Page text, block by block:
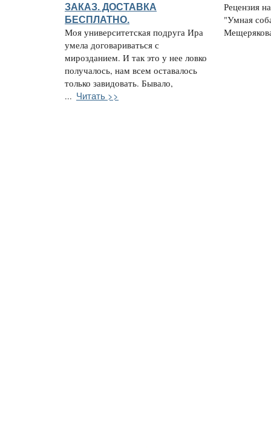
ЗАКАЗ. ДОСТАВКА
БЕСПЛАТНО.
Моя университетская подруга Ира
умела договариваться с
мирозданием. И так это у нее ловко
получалось, нам всем оставалось
только завидовать. Бывало,
... Читать >>
Рецензия
"Умная